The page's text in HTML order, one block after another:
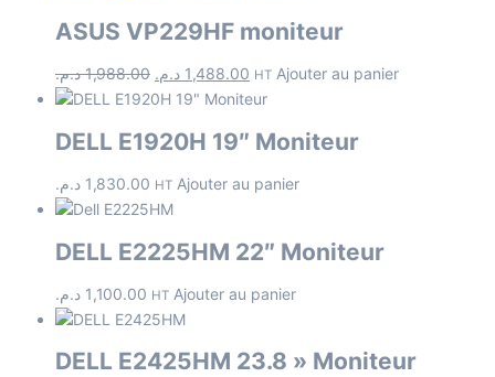
ASUS VP229HF moniteur
1,988.00 د.م. 1,488.00 د.م. HT Ajouter au panier
DELL E1920H 19″ Moniteur
1,830.00 د.م. HT Ajouter au panier
DELL E2225HM 22″ Moniteur
1,100.00 د.م. HT Ajouter au panier
DELL E2425HM 23.8 » Moniteur